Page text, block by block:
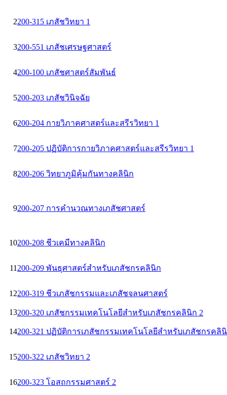
2200-315 เภสัชวิทยา 1
3200-551 เภสัชเศรษฐศาสตร์
4200-100 เภสัชศาสตร์สัมพันธ์
5200-203 เภสัชวินิจฉัย
6200-204 กายวิภาคศาสตร์และสรีรวิทยา 1
7200-205 ปฏิบัติการกายวิภาคศาสตร์และสรีรวิทยา 1
8200-206 วิทยาภูมิคุ้มกันทางคลินิก
9200-207 การคำนวณทางเภสัชศาสตร์
10200-208 ชีวเคมีทางคลินิก
11 200-209 พันธุศาสตร์สำหรับเภสัชกรคลินิก
12200-319 ชีวเภสัชกรรมและเภสัชจลนศาสตร์
13200-320 เภสัชกรรมเทคโนโลยีสำหรับเภสัชกรคลินิก 2
14200-321 ปฏิบัติการเภสัชกรรมเทคโนโลยีสำหรับเภสัชกรคลิ
15200-322 เภสัชวิทยา 2
16200-323 โอสถกรรมศาสตร์ 2